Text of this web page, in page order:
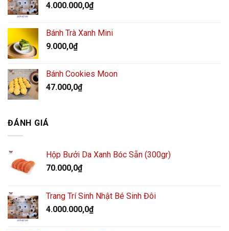
4.000.000,0₫
Bánh Trà Xanh Mini
9.000,0₫
Bánh Cookies Moon
47.000,0₫
ĐÁNH GIÁ
Hộp Bưởi Da Xanh Bóc Sẵn (300gr)
70.000,0₫
Trang Trí Sinh Nhật Bé Sinh Đôi
4.000.000,0₫